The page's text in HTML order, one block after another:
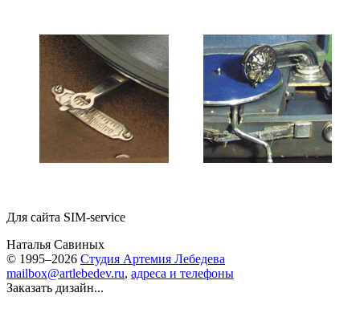
Для сайта SIM-service
Наталья Савиных
© 1995–2026 Студия Артемия Лебедева
mailbox@artlebedev.ru, адреса и телефоны
Заказать дизайн...